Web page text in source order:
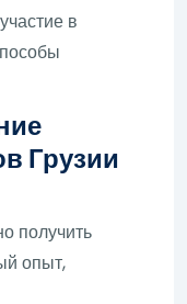
в
Грузии
получить
опыт,